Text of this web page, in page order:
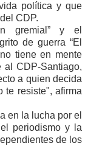
política y que
CDP.
gremial” y el
de guerra “El
tiene en mente
al CDP-Santiago,
a quien decida
te resiste", afirma
en la lucha por el
periodismo y la
de los